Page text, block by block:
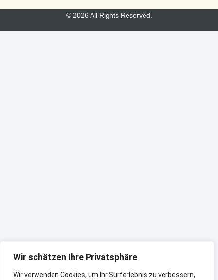
Wir schätzen Ihre Privatsphäre
Wir verwenden Cookies, um Ihr Surferlebnis zu verbessern,
© 2026 All Rights Reserved.